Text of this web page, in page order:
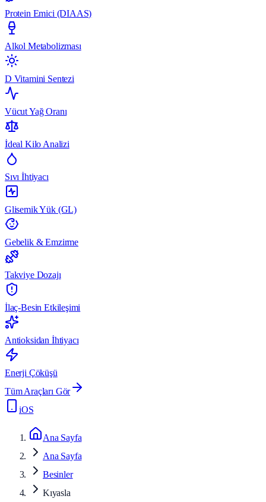
Protein Emici (DIAAS)
Alkol Metabolizması
D Vitamini Sentezi
Vücut Yağ Oranı
İdeal Kilo Analizi
Sıvı İhtiyacı
Glisemik Yük (GL)
Gebelik & Emzirme
Takviye Dozajı
İlaç-Besin Etkileşimi
Antioksidan İhtiyacı
Enerji Çöküşü
Tüm Araçları Gör
iOS
Ana Sayfa
Ana Sayfa
Besinler
Kıyasla